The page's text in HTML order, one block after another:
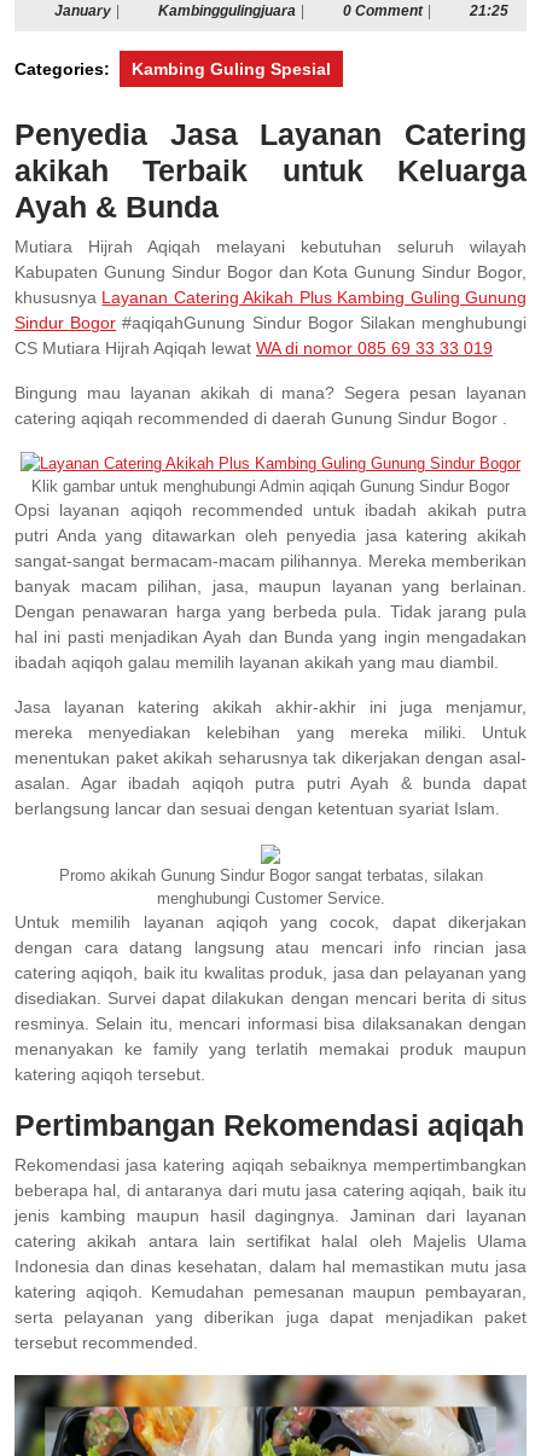
JanuaryJanuaryKambinggulingjuara Kambinggulingjuara
0 Comment 21:25
Categories: Kambing Guling Spesial
Penyedia Jasa Layanan Catering
akikah Terbaik untuk Keluarga
Ayah & Bunda
Mutiara Hijrah Aqiqah melayani kebutuhan seluruh wilayah
Kabupaten Gunung Sindur Bogor dan Kota Gunung Sindur Bogor,
khususnya Layanan Catering Akikah Plus Kambing Guling Gunung
Sindur Bogor #aqiqahGunung Sindur Bogor Silakan menghubungi
CS Mutiara Hijrah Aqiqah lewat WA di nomor 085 69 33 33 019
Bingung mau layanan akikah di mana? Segera pesan layanan
catering aqiqah recommended di daerah Gunung Sindur Bogor .
Klik gambar untuk menghubungi Admin aqiqah Gunung Sindur Bogor
Opsi layanan aqiqoh recommended untuk ibadah akikah putra
putri Anda yang ditawarkan oleh penyedia jasa katering akikah
sangat-sangat bermacam-macam pilihannya. Mereka memberikan
banyak macam pilihan, jasa, maupun layanan yang berlainan.
Dengan penawaran harga yang berbeda pula. Tidak jarang pula
hal ini pasti menjadikan Ayah dan Bunda yang ingin mengadakan
ibadah aqiqoh galau memilih layanan akikah yang mau diambil.
Jasa layanan katering akikah akhir-akhir ini juga menjamur,
mereka menyediakan kelebihan yang mereka miliki. Untuk
menentukan paket akikah seharusnya tak dikerjakan dengan asal-
asalan. Agar ibadah aqiqoh putra putri Ayah & bunda dapat
berlangsung lancar dan sesuai dengan ketentuan syariat Islam.
Promo akikah Gunung Sindur Bogor sangat terbatas, silakan
menghubungi Customer Service.
Untuk memilih layanan aqiqoh yang cocok, dapat dikerjakan
dengan cara datang langsung atau mencari info rincian jasa
catering aqiqoh, baik itu kwalitas produk, jasa dan pelayanan yang
disediakan. Survei dapat dilakukan dengan mencari berita di situs
resminya. Selain itu, mencari informasi bisa dilaksanakan dengan
menanyakan ke family yang terlatih memakai produk maupun
katering aqiqoh tersebut.
Pertimbangan Rekomendasi aqiqah
Rekomendasi jasa katering aqiqah sebaiknya mempertimbangkan
beberapa hal, di antaranya dari mutu jasa catering aqiqah, baik itu
jenis kambing maupun hasil dagingnya. Jaminan dari layanan
catering akikah antara lain sertifikat halal oleh Majelis Ulama
Indonesia dan dinas kesehatan, dalam hal memastikan mutu jasa
katering aqiqoh. Kemudahan pemesanan maupun pembayaran,
serta pelayanan yang diberikan juga dapat menjadikan paket
tersebut recommended.